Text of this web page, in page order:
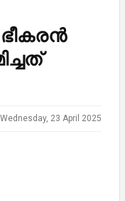
23 April 2025